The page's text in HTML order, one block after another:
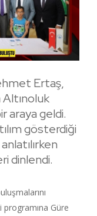
Ertaş,
Altınoluk
araya geldi.
gösterdiği
dinlendi.
Güre